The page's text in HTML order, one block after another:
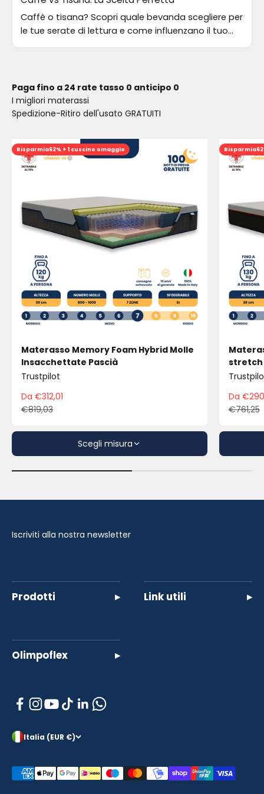
Caffè o tisana? Scopri quale bevanda scegliere per
le tue serate di lettura e come influenzano il tuo
Paga fino a 24 rate tasso 0 anticipo 0
I migliori materassi
Spedizione-Ritiro dell'usato GRATUITI
Risparmia62% + 1 cuscino omaggio
Materasso Memory Foam Hybrid Molle
Insacchettate Pascià
Trustpilot
Prezzo scontato
Da €312,01
Prezzo
€819,03
Scegli misura
Risparmia
stretch
Da
€761,25
Iscriviti alla nostra newsletter
Prodotti ▸ Link utili ▸
Olimpoflex ▸
Italia (EUR €)